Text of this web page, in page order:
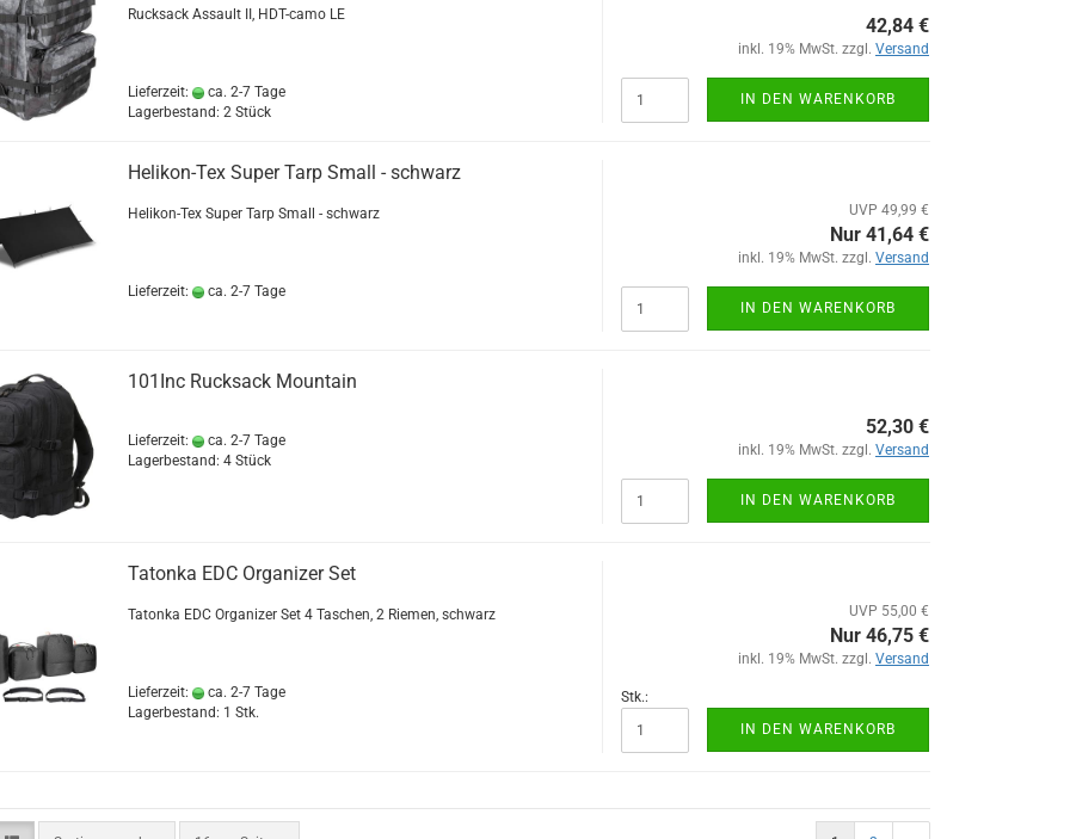
Rucksack Assault II, HDT-camo LE
Lieferzeit:
ca. 2-7 Tage
Lagerbestand: 2 Stück
42,84 €
inkl. 19% MwSt. zzgl. Versand
IN DEN WARENKORB
Helikon-Tex Super Tarp Small - schwarz
Helikon-Tex Super Tarp Small - schwarz
Lieferzeit: ca. 2-7 Tage
UVP 49,99 €
Nur 41,64 €
inkl. 19% MwSt. zzgl. Versand
IN DEN WARENKORB
101Inc Rucksack Mountain
Lieferzeit:
ca. 2-7 Tage
Lagerbestand: 4 Stück
52,30 €
inkl. 19% MwSt. zzgl. Versand
IN DEN WARENKORB
Tatonka EDC Organizer Set
Tatonka EDC Organizer Set 4 Taschen, 2 Riemen, schwarz
Lieferzeit:
ca. 2-7 Tage
Lagerbestand: 1 Stk.
UVP 55,00 €
Nur 46,75 €
inkl. 19% MwSt. zzgl. Versand
Stk.:
IN DEN WARENKORB